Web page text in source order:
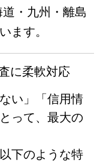
・九州・離島
ます。
に柔軟対応
い」「信用情
って、最大の
下のような特